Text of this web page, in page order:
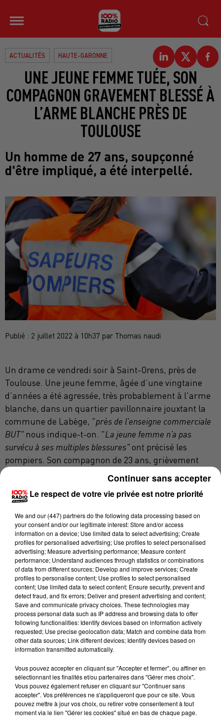
ACTUALITÉS HAUTE-GARONNE
UNE JEUNE FEMME TUÉE, SON
COMPAGNON GRAVEMENT BLESSÉ À
L’ARME BLANCHE PRÈS DE
TOULOUSE
Un homme de 27 ans, soupçonné
d'être impliqué, a été interpellé.
Publié : 2 juillet 2022 à 10h37 par Thomas naudi
Un drame ce vendredi soir à Saint-Orens, près de
Toulouse. Une jeune femme, âgée d’une vingtaine
d’années a été agressée, très probablement à l'arme
blanche, dans un quartier pavillonnaire jouxtant la
commune de Labège, "près de l'enseigne commerciale
BUT" nous indique-t-on. "La jeune femme n’a pas
survécu à ses multiples blessures" ont précisé les
pompiers. Son compagnon de 23 ans, grièvement
blessé notamment au visage et au cou, a quant à lui
été hospitalisé en urgence absolue. Son pronostic vital
était engagé hier soir et samedi matin il semblait
hors de danger.
Un autre homme, "mis en cause dans ce drame"
précise une source proche de l'enquête, a été
interpellé. Il serait âgé de 27 ans et connaissait, selon
le parquet de Toulouse, la jeune femme. Il a été
blessé à la main et hospitalisé à Rangueil, mais
devrait rapidement être placé en garde à vue dans le
cadre d'une enquête ouverte notamment pour
homicide volontaire et tentative d'homicide
volontaire.
De multiples auditions devraient être menées par la
brigade de recherches de la compagnie de
gendarmerie de Villefranche de Lauragais, à qui le
procureur a confié la direction d'enquête. La Section
Le respect de votre vie privée est notre priorité
We and our (447) partnersdo the following data processing based on
your consent and/or our legitimate interest: Store and/or access
information on a device; Use limited data to select advertising; Create
profiles for personalised advertising; Use profiles to select personalised
advertising; Measure advertising performance; Measure content
performance; Understand audiences through statistics or combinations
of data from different sources; Develop and improve services; Create
profiles to personalise content; Use profiles to select personalised
content; Use limited data to select content; Ensure security, prevent and
detect fraud, and fix errors; Deliver and present advertising and content;
Save and communicate privacy choices. These technologies may
process personal data such as IP address and browsing data to offer
following functionalities: Identify devices based on information actively
requested; Use precise geolocation data; Match and combine data from
other data sources; Link different devices; Identify devices based on
information transmitted automatically.
Vous pouvez accepter en cliquant sur "Accepter et fermer", ou affiner en
sélectionnant les finalités et/ou partenaires dans "Gérer mes choix".
Vous pouvez également refuser en cliquant sur "Continuer sans
accepter". Vos préférences ne s'appliqueront que pour ce site. Vous
pouvez mettre à jour vos choix, ou retirer votre consentement à tout
moment via le lien "Gérer les cookies" situé en bas de chaque page.
Continuer sans accepter